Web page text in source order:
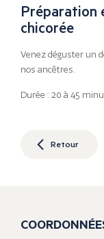
Préparation
chicorée
Venez déguster un
nos ancêtres.
Durée : 20 à 45
Retour